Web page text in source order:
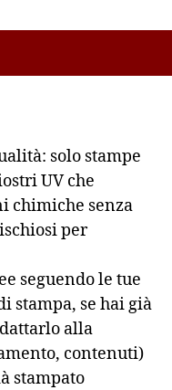
solo stampe
UV che
chimiche senza
per
seguendo le tue
stampa, se hai già
alla
contenuti)
stampato